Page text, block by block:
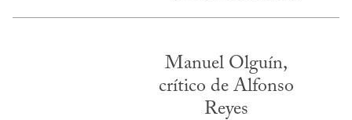
Manuel Olguín,
crítico de Alfonso
Reyes